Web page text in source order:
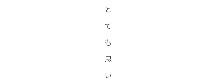
と
て
も
思
い